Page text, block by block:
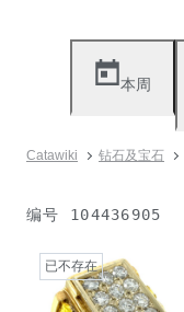
本周
Catawiki 钻石及宝石
编号 104436905
已不存在